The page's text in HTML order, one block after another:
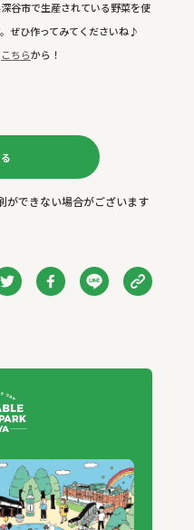
谷市で生産されている野菜を使
ぜひ作ってみてくださいね♪
こちらから！
ができない場合がございます